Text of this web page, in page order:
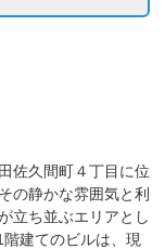
佐久間町４丁目に位
の静かな雰囲気と利
立ち並ぶエリアとし
建てのビルは、現